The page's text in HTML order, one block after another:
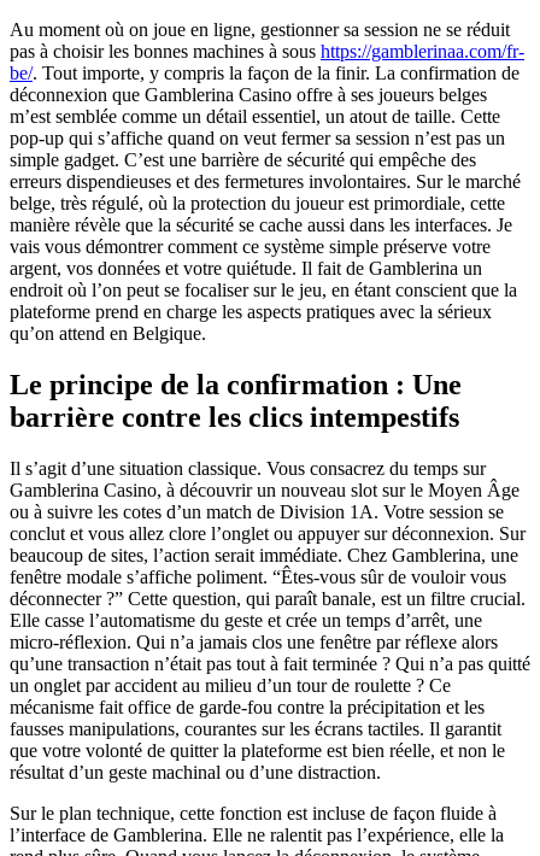
Au moment où on joue en ligne, gestionner sa session ne se réduit
pas à choisir les bonnes machines à sous https://gamblerinaa.com/fr-
be/. Tout importe, y compris la façon de la finir. La confirmation de
déconnexion que Gamblerina Casino offre à ses joueurs belges
m’est semblée comme un détail essentiel, un atout de taille. Cette
pop-up qui s’affiche quand on veut fermer sa session n’est pas un
simple gadget. C’est une barrière de sécurité qui empêche des
erreurs dispendieuses et des fermetures involontaires. Sur le marché
belge, très régulé, où la protection du joueur est primordiale, cette
manière révèle que la sécurité se cache aussi dans les interfaces. Je
vais vous démontrer comment ce système simple préserve votre
argent, vos données et votre quiétude. Il fait de Gamblerina un
endroit où l’on peut se focaliser sur le jeu, en étant conscient que la
plateforme prend en charge les aspects pratiques avec la sérieux
qu’on attend en Belgique.
Le principe de la confirmation : Une
barrière contre les clics intempestifs
Il s’agit d’une situation classique. Vous consacrez du temps sur
Gamblerina Casino, à découvrir un nouveau slot sur le Moyen Âge
ou à suivre les cotes d’un match de Division 1A. Votre session se
conclut et vous allez clore l’onglet ou appuyer sur déconnexion. Sur
beaucoup de sites, l’action serait immédiate. Chez Gamblerina, une
fenêtre modale s’affiche poliment. “Êtes-vous sûr de vouloir vous
déconnecter ?” Cette question, qui paraît banale, est un filtre crucial.
Elle casse l’automatisme du geste et crée un temps d’arrêt, une
micro-réflexion. Qui n’a jamais clos une fenêtre par réflexe alors
qu’une transaction n’était pas tout à fait terminée ? Qui n’a pas quitté
un onglet par accident au milieu d’un tour de roulette ? Ce
mécanisme fait office de garde-fou contre la précipitation et les
fausses manipulations, courantes sur les écrans tactiles. Il garantit
que votre volonté de quitter la plateforme est bien réelle, et non le
résultat d’un geste machinal ou d’une distraction.
Sur le plan technique, cette fonction est incluse de façon fluide à
l’interface de Gamblerina. Elle ne ralentit pas l’expérience, elle la